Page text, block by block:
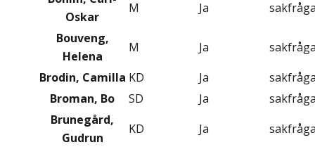
Oskar
M Ja
Bouveng,
Helena
M Ja
Brodin, Camilla KD Ja
Broman, Bo
SD Ja
Brunegård,
Gudrun
KD Ja